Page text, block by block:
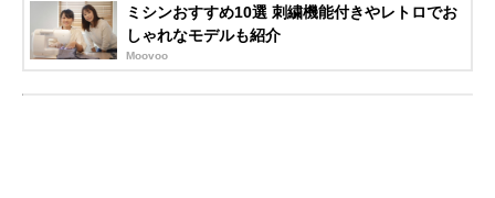
ミシンおすすめ10選 刺繍機能付きやレトロでお
しゃれなモデルも紹介
Moovoo